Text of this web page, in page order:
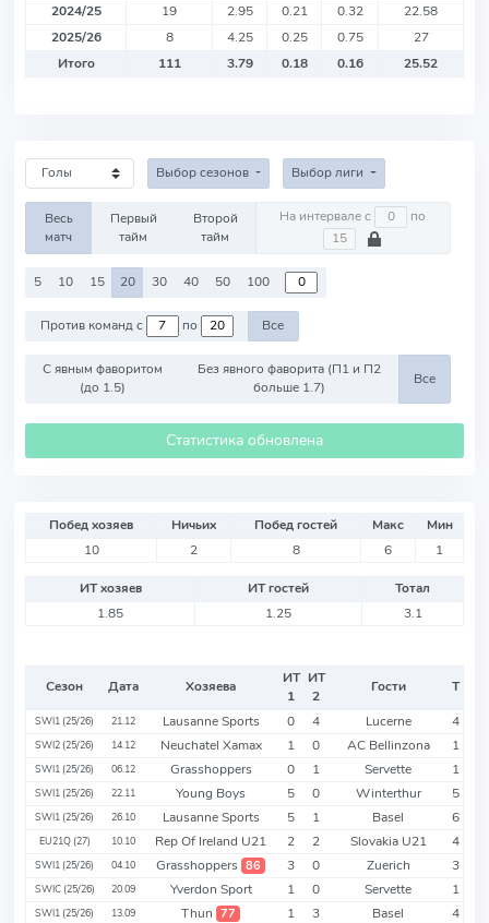
2024/25
19 2.95 0.21 0.32
22.58
2025/26
8 4.25 0.25 0.75
27
Итого
111 3.79 0.18 0.16 25.52
Выбор сезонов Выбор лиги
Весь
матч
Первый
тайм
Второй
тайм
На интервале с по
5 10 15 20 30 40 50 100
Против команд с по Все
С явным фаворитом
(до 1.5)
Без явного фаворита (П1 и П2
больше 1.7)
Все
Статистика обновлена
Побед хозяев Ничьих Побед гостей Макс
Мин
10
2 8 6 1
ИТ хозяев ИТ гостей
Тотал
1.85
1.25 3.1
Сезон Дата Хозяева
ИТ
1
ИТ
2
Гости Т
SWI1 (25/26) 21.12 Lausanne Sports 0 4 Lucerne 4
SWI2 (25/26) 14.12 Neuchatel Xamax 1 0 AC Bellinzona 1
SWI1 (25/26) 06.12 Grasshoppers 0 1 Servette 1
SWI1 (25/26) 22.11 Young Boys 5 0 Winterthur 5
SWI1 (25/26) 26.10 Lausanne Sports 5 1 Basel 6
EU21Q (27) 10.10 Rep Of Ireland U21 2 2 Slovakia U21 4
SWI1 (25/26) 04.10 Grasshoppers 86 3 0 Zuerich 3
SWIC (25/26) 20.09 Yverdon Sport 1 0 Servette 1
SWI1 (25/26) 13.09 Thun 77 1 3 Basel 4